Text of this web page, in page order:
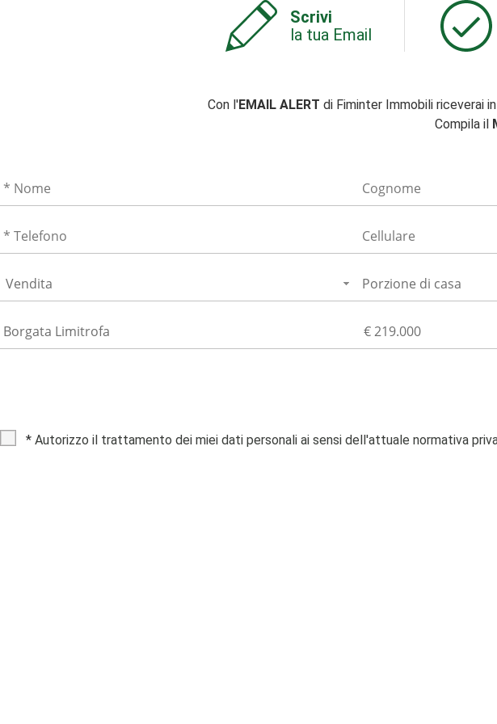
Scrivi
la tua Email
Con l'EMAIL ALERT di Fiminter Immobili riceverai
Compila il
Vendita
* Autorizzo il trattamento dei miei dati personali ai sensi dell'attuale normativa